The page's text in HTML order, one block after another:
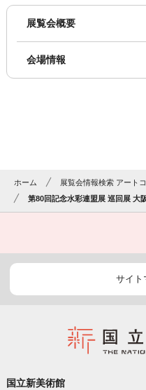
展覧会概要
会場情報
ホーム
展覧会情報検索 アート
第80回記念水彩連盟展 巡回展 大
サイト
国立新美術館